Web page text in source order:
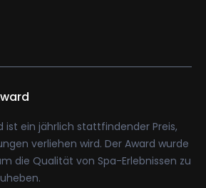
ist ein jährlich stattfindender Preis,
verliehen wird. Der Award wurde
die Qualität von Spa-Erlebnissen zu